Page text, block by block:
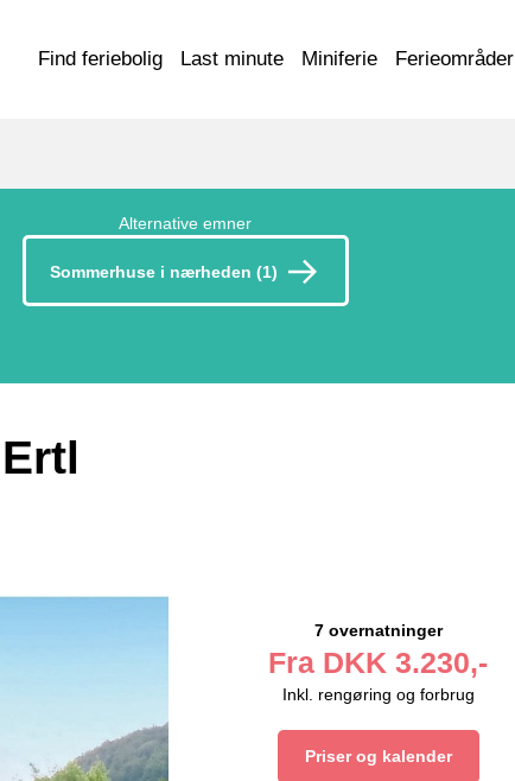
Find feriebolig Last minute Miniferie Ferieområder
Alternative emner
Sommerhuse i nærheden (1)
7 overnatninger
Fra DKK 3.230,-
Inkl. rengøring og forbrug
Priser og kalender